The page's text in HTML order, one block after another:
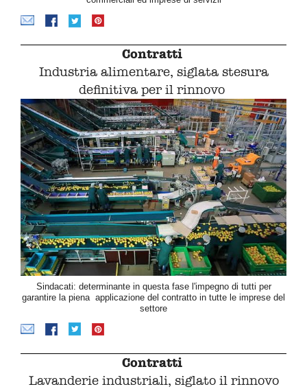
Contratti
Industria alimentare, siglata stesura
definitiva per il rinnovo
Sindacati: determinante in questa fase l'impegno di tutti per
garantire la piena applicazione del contratto in tutte le imprese del
settore
Contratti
Lavanderie industriali, siglato il rinnovo